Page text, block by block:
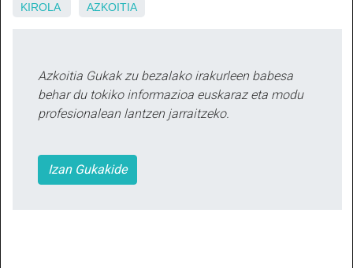
KIROLA AZKOITIA
Azkoitia Gukak zu bezalako irakurleen babesa
behar du tokiko informazioa euskaraz eta modu
profesionalean lantzen jarraitzeko.
Izan Gukakide